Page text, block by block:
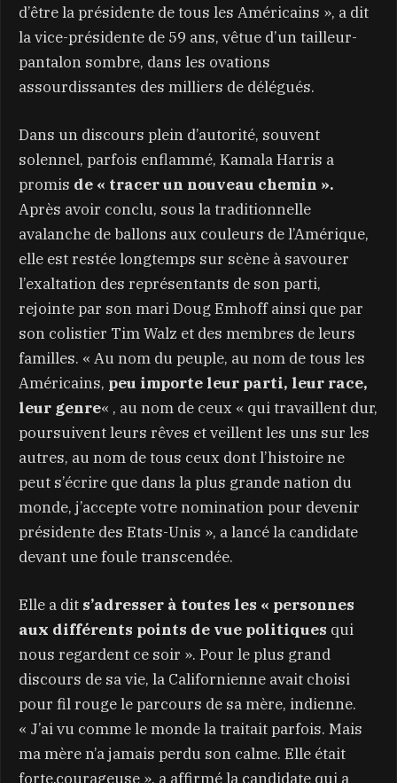
d’être la présidente de tous les Américains », a dit
la vice-présidente de 59 ans, vêtue d’un tailleur-
pantalon sombre, dans les ovations
assourdissantes des milliers de délégués.
Dans un discours plein d’autorité, souvent
solennel, parfois enflammé, Kamala Harris a
promis de « tracer un nouveau chemin ».
Après avoir conclu, sous la traditionnelle
avalanche de ballons aux couleurs de l’Amérique,
elle est restée longtemps sur scène à savourer
l’exaltation des représentants de son parti,
rejointe par son mari Doug Emhoff ainsi que par
son colistier Tim Walz et des membres de leurs
familles. « Au nom du peuple, au nom de tous les
Américains, peu importe leur parti, leur race,
leur genre« , au nom de ceux « qui travaillent dur,
poursuivent leurs rêves et veillent les uns sur les
autres, au nom de tous ceux dont l’histoire ne
peut s’écrire que dans la plus grande nation du
monde, j’accepte votre nomination pour devenir
présidente des Etats-Unis », a lancé la candidate
devant une foule transcendée.
Elle a dit s’adresser à toutes les « personnes
aux différents points de vue politiques qui
nous regardent ce soir ». Pour le plus grand
discours de sa vie, la Californienne avait choisi
pour fil rouge le parcours de sa mère, indienne.
« J’ai vu comme le monde la traitait parfois. Mais
ma mère n’a jamais perdu son calme. Elle était
forte,courageuse », a affirmé la candidate qui a